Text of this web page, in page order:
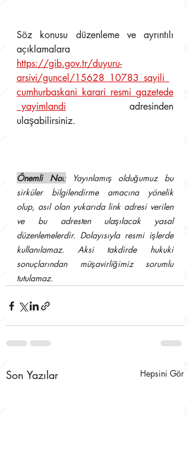
Söz konusu düzenleme ve ayrıntılı
https://gib.gov.tr/duyuru-
arsivi/guncel/15628_10783_sayili_
cumhurbaskani_karari_resmi_gazetede
_yayimlandi adresinden
ulaşabilirsiniz.
Önemli Not: Yayınlamış olduğumuz bu
sirküler bilgilendirme amacına yönelik
olup, asıl olan yukarıda link adresi verilen
ve bu adresten ulaşılacak yasal
düzenlemelerdir. Dolayısıyla resmi işlerde
kullanılamaz. Aksi takdirde hukuki
sonuçlarından müşavirliğimiz sorumlu
tutulamaz.
Son Yazılar Hepsini Gör